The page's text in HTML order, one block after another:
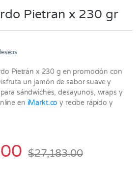
Pietran x 230 gr
Pietrán x 230 g en promoción con
un jamón de sabor suave y
sándwiches, desayunos, wraps y
en iMarkt.co y recibe rápido y
$27,183.00